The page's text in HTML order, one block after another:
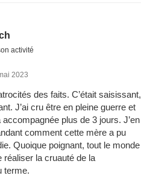
activité
2023
des faits. C’était saisissant,
J’ai cru être en pleine guerre et
plus de 3 jours. J’en
comment cette mère a pu
Quoique poignant, tout le monde
réaliser la cruauté de la
terme.